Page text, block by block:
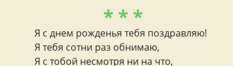
* * *
Я с днем рожденья тебя поздравляю!
Я тебя сотни раз обнимаю,
Я с тобой несмотря ни на что,